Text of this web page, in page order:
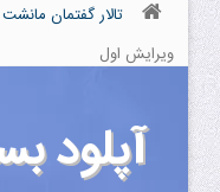
تالار گفتمان مانشت
ویرایش اول
آپلود